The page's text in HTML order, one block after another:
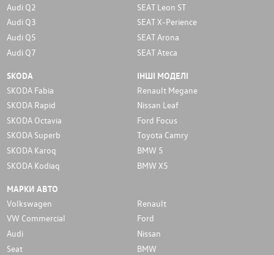
Audi Q2
Audi Q3
Audi Q5
Audi Q7
SEAT Leon ST
SEAT X-Perience
SEAT Arona
SEAT Ateca
SKODA
SKODA Fabia
SKODA Rapid
SKODA Octavia
SKODA Superb
SKODA Karoq
SKODA Kodiaq
ІНШІ МОДЕЛІ
Renault Megane
Nissan Leaf
Ford Focus
Toyota Camry
BMW 5
BMW X5
МАРКИ АВТО
Volkswagen
Renault
VW Commercial
Ford
Audi
Nissan
Seat
BMW